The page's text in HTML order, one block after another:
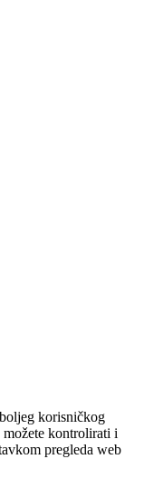
korisničkog
kontrolirati i
pregleda web